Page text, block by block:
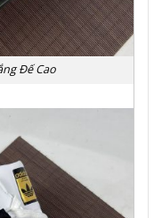
Đế Cao